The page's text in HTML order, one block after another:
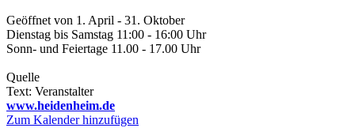
Geöffnet von 1. April - 31. Oktober
Dienstag bis Samstag 11:00 - 16:00 Uhr
Sonn- und Feiertage 11.00 - 17.00 Uhr
Quelle
Text: Veranstalter
www.heidenheim.de
Zum Kalender hinzufügen